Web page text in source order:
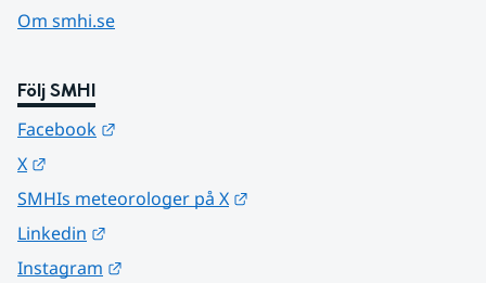
Om smhi.se
Följ SMHI
Facebook
X
SMHIs meteorologer på X
Linkedin
Instagram